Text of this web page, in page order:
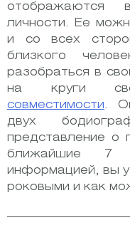
отображаются
личности. Ее
и со всех
близкого
разобраться в
на круги
совместимости .
двух
представление о
ближайшие 7
информацией, вы
роковыми и как